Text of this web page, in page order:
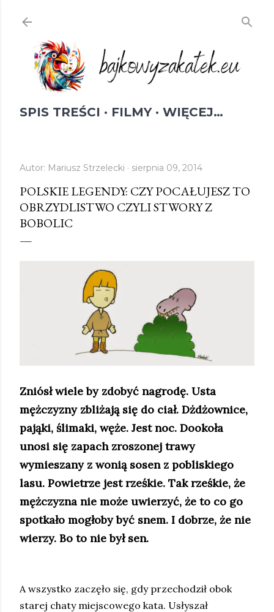
SPIS TREŚCI FILMY WIĘCEJ…
Autor: Mariusz Strzelecki sierpnia 09, 2014
POLSKIE LEGENDY: CZY POCAŁUJESZ TO
OBRZYDLISTWO CZYLI STWORY Z
BOBOLIC
Zniósł wiele by zdobyć nagrodę. Usta
mężczyzny zbliżają się do ciał. Dżdżownice,
pająki, ślimaki, węże. Jest noc. Dookoła
unosi się zapach zroszonej trawy
wymieszany z wonią sosen z pobliskiego
lasu. Powietrze jest rześkie. Tak rześkie, że
mężczyzna nie może uwierzyć, że to co go
spotkało mogłoby być snem. I dobrze, że nie
wierzy. Bo to nie był sen.
A wszystko zaczęło się, gdy przechodził obok
starej chaty miejscowego kata. Usłyszał